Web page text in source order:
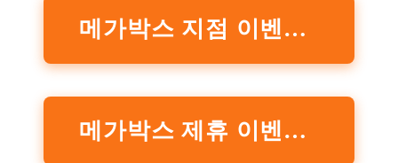
메가박스 지점 이벤트 공식홈페이지 확인하기
메가박스 제휴 이벤트 공식홈페이지 확인하기